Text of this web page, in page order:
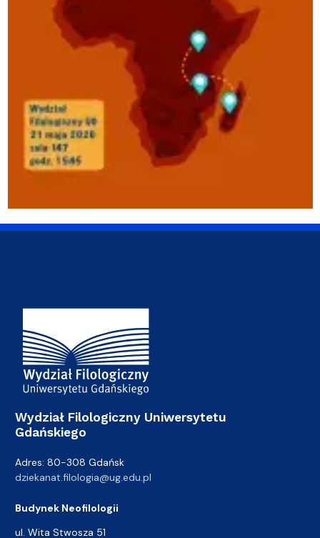
Adres Wydziału
Wydział Filologiczny Uniwersytetu
Gdańskiego
Adres: 80-308 Gdańsk
dziekanat.filologia@ug.edu.pl
Budynek Neofilologii
ul. Wita Stwosza 51